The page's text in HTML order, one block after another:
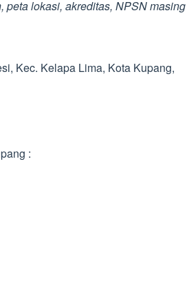
lokasi, akreditas, NPSN masing
Kec. Kelapa Lima, Kota Kupang,
: